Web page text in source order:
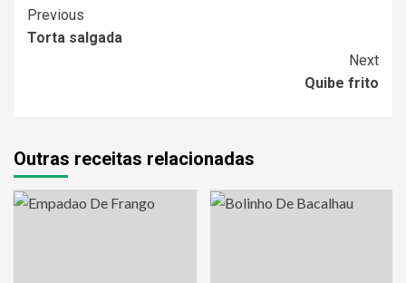
Continue
Reading
Previous
Torta salgada
Next
Quibe frito
Outras receitas relacionadas